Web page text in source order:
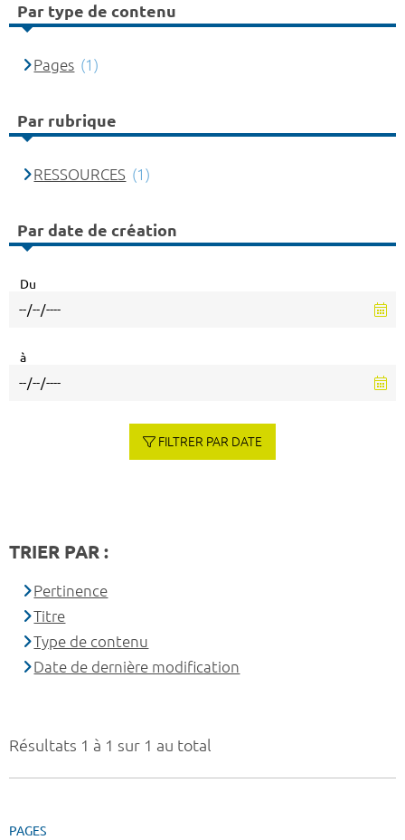
Résultats 1 à 1 sur 1 au total
PAGES
Par type de contenu
Pages (1)
Par rubrique
RESSOURCES (1)
Par date de création
Du
à
FILTRER PAR DATE
TRIER PAR :
Pertinence
Titre
Type de contenu
Date de dernière modification